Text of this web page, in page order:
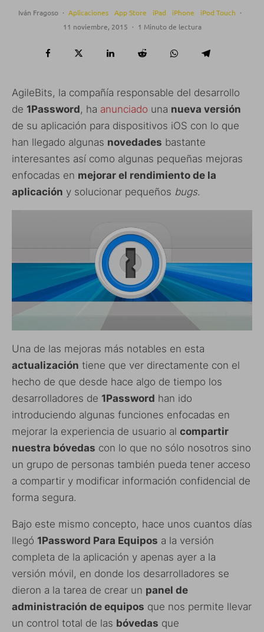
Iván Fragoso · Aplicaciones App Store iPad iPhone iPod Touch ·
11 noviembre, 2015 · 1 Minuto de lectura
AgileBits, la compañía responsable del desarrollo
de 1Password, ha anunciado una nueva versión
de su aplicación para dispositivos iOS con lo que
han llegado algunas novedades bastante
interesantes así como algunas pequeñas mejoras
enfocadas en mejorar el rendimiento de la
aplicación y solucionar pequeños bugs.
Una de las mejoras más notables en esta
actualización tiene que ver directamente con el
hecho de que desde hace algo de tiempo los
desarrolladores de 1Password han ido
introduciendo algunas funciones enfocadas en
mejorar la experiencia de usuario al compartir
nuestra bóvedas con lo que no sólo nosotros sino
un grupo de personas también pueda tener acceso
a compartir y modificar información confidencial de
forma segura.
Bajo este mismo concepto, hace unos cuantos días
llegó 1Password Para Equipos a la versión
completa de la aplicación y apenas ayer a la
versión móvil, en donde los desarrolladores se
dieron a la tarea de crear un panel de
administración de equipos que nos permite llevar
un control total de las bóvedas que